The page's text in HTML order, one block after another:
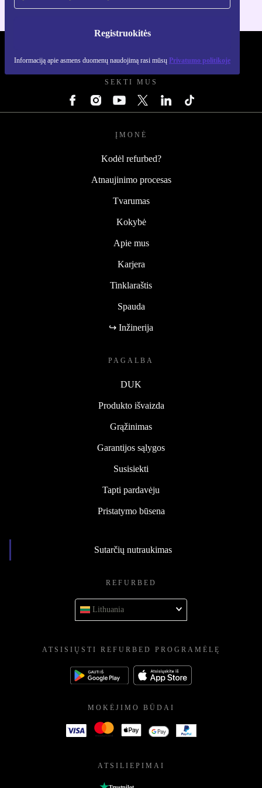
Registruokitės
Informaciją apie asmens duomenų naudojimą rasi mūsų Privatumo politikoje
SEKTI MUS
ĮMONĖ
Kodėl refurbed?
Atnaujinimo procesas
Tvarumas
Kokybė
Apie mus
Karjera
Tinklaraštis
Spauda
↪ Inžinerija
PAGALBA
DUK
Produkto išvaizda
Grąžinimas
Garantijos sąlygos
Susisiekti
Tapti pardavėju
Pristatymo būsena
Sutarčių nutraukimas
REFURBED
Lithuania
ATSISIŲSTI REFURBED PROGRAMĖLĘ
MOKĖJIMO BŪDAI
ATSILIEPIMAI